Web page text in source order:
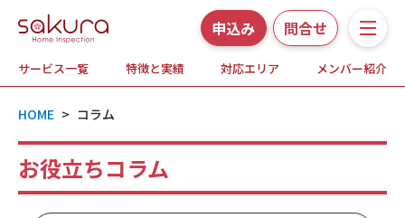
申込み 問合せ
サービス一覧 特徴と実績 対応エリア メンバー紹介
サービス一覧
ホームインスペクションとは
HOME > コラム
お役立ちコラム